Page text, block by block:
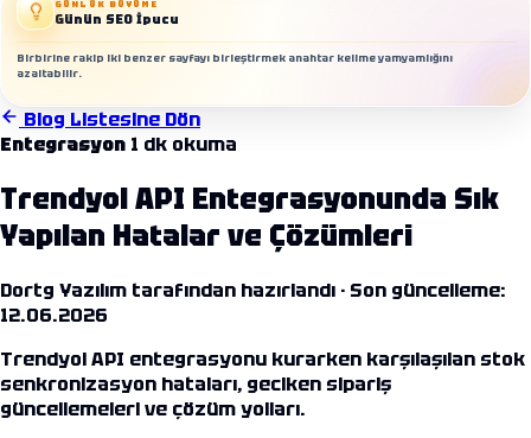
GÜNLÜK BÜYÜME
Günün SEO İpucu
Birbirine rakip iki benzer sayfayı birleştirmek anahtar kelime yamyamlığını
azaltabilir.
Blog Listesine Dön
Entegrasyon 1 dk okuma
Trendyol API Entegrasyonunda Sık
Yapılan Hatalar ve Çözümleri
Dortg Yazılım tarafından hazırlandı · Son güncelleme:
12.06.2026
Trendyol API entegrasyonu kurarken karşılaşılan stok
senkronizasyon hataları, geciken sipariş
güncellemeleri ve çözüm yolları.
İletişim